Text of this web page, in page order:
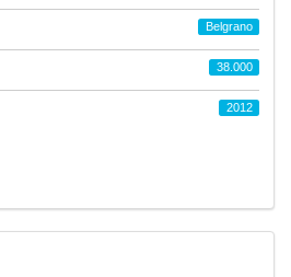
Belgrano
38.000
2012